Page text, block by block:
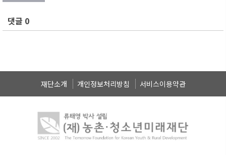
댓글 0
재단소개 개인정보처리방침 서비스이용약관